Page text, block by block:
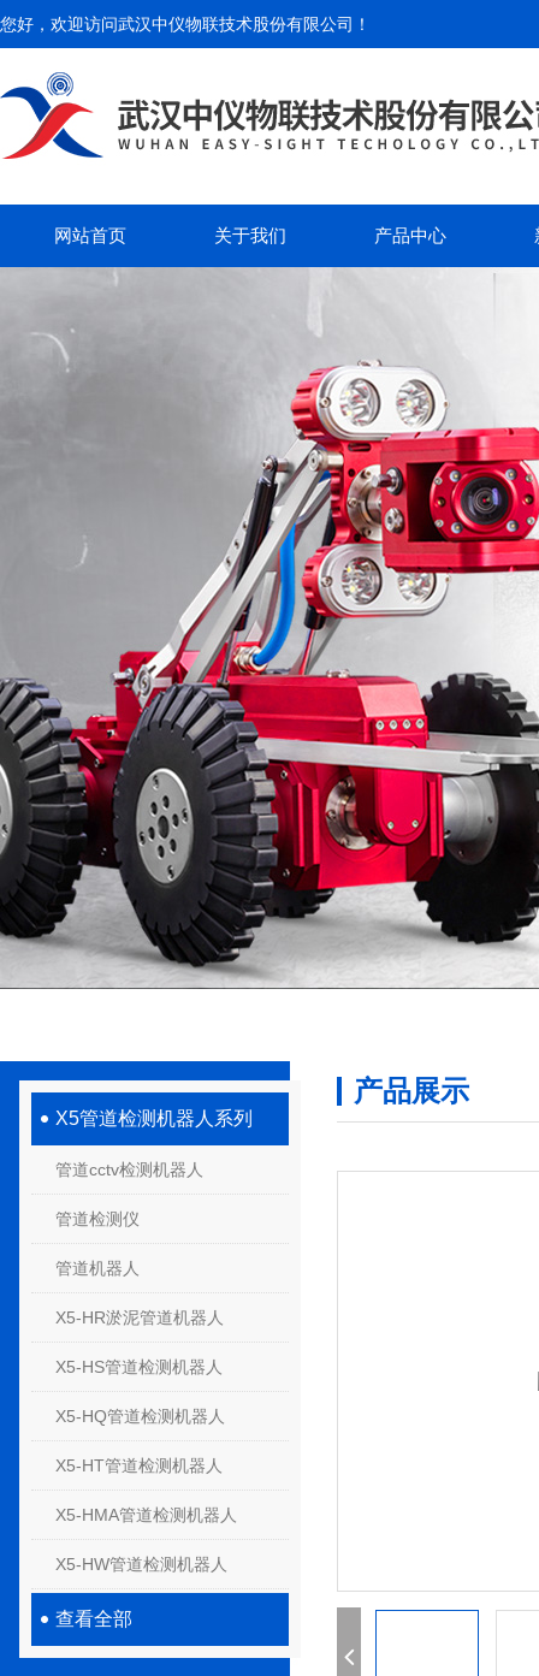
您好，欢迎访问武汉中仪物联技术股份有限公司 ！
网站首页 关于我们 产品中心
X5管道检测机器人系列
管道cctv检测机器人
管道检测仪
管道机器人
X5-HR淤泥管道机器人
X5-HS管道检测机器人
X5-HQ管道检测机器人
X5-HT管道检测机器人
X5-HMA管道检测机器人
X5-HW管道检测机器人
查看全部
产品展示